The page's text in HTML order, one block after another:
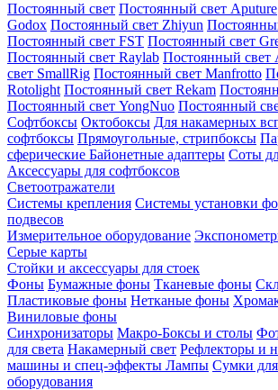
Постоянный свет Постоянный свет Aputure
Godox Постоянный свет Zhiyun
Постоянный свет FST Постоянный свет
Постоянный свет Raylab Постоянный свет
свет SmallRig Постоянный свет Manfrotto
Rotolight Постоянный свет Rekam
Постоянный свет YongNuo Постоянный
Софтбоксы Октобоксы Для накамерных
софтбоксы Прямоугольные, стрипбоксы
сферические Байонетныe адаптеры Соты
Аксессуары для софтбоксов
Светоотражатели
Системы крепления Системы установки
подвесов
Измерительное оборудование
Серые карты
Стойки и аксессуары для стоек
Фоны Бумажные фоны Тканевые фоны
Пластиковые фоны Нетканые фоны
Виниловые фоны
Синхронизаторы Макро-Боксы и столы
для света Накамерный свет Рефлекторы и
машины и спец-эффекты Лампы Сумки
оборудования